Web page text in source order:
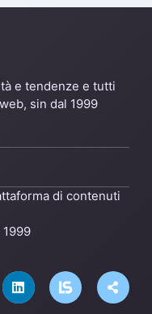
e tendenze e tutti
sin dal 1999
di contenuti